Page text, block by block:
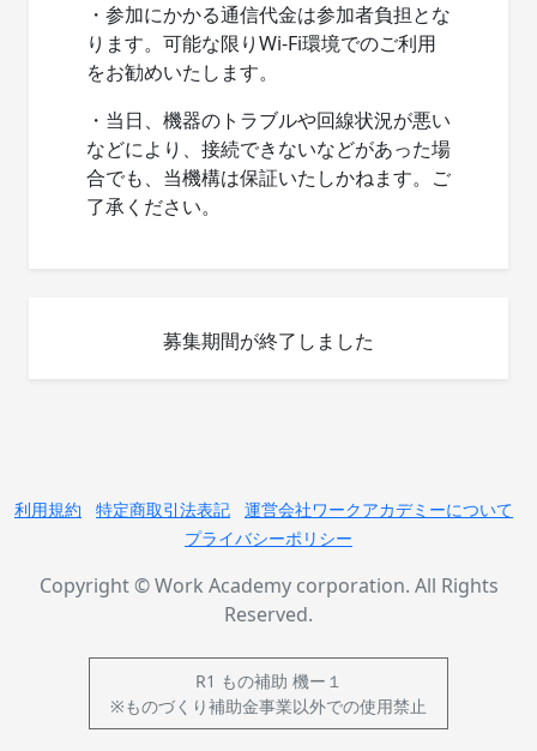
・参加にかかる通信代金は参加者負担とな
ります。可能な限りWi-Fi環境でのご利用
をお勧めいたします。
・当日、機器のトラブルや回線状況が悪い
などにより、接続できないなどがあった場
合でも、当機構は保証いたしかねます。ご
了承ください。
募集期間が終了しました
利用規約 特定商取引法表記
運営会社ワークアカデミーについて
プライバシーポリシー
Copyright © Work Academy corporation. All Rights
Reserved.
R1 もの補助 機ー１
※ものづくり補助金事業以外での使用禁止